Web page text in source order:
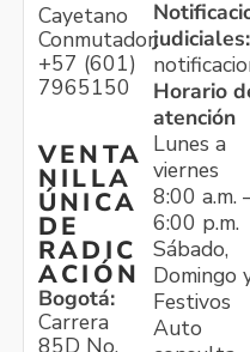
Cayetano
Conmutador:
+57 (601)
7965150
VENTA
NILLA
ÚNICA
DE
RADIC
ACIÓN
Bogotá:
Carrera
85D No.
judiciales:
Horario
atención
Lunes a
viernes
8:00 a.m.
6:00 p.m.
Sábado,
Domingo
Festivos
Auto